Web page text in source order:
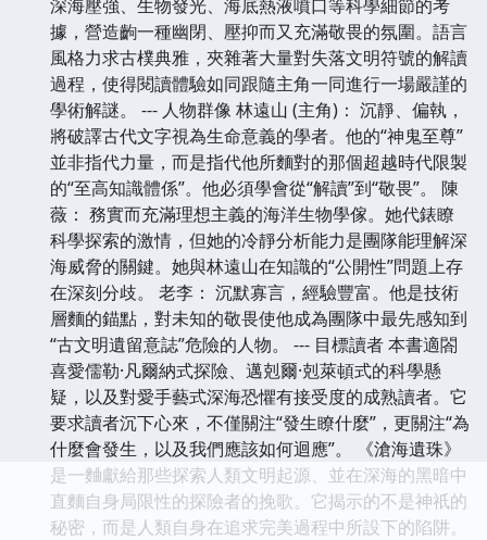
深海壓強、生物發光、海底熱液噴口等科學細節的考
據，營造齣一種幽閉、壓抑而又充滿敬畏的氛圍。語言
風格力求古樸典雅，夾雜著大量對失落文明符號的解讀
過程，使得閱讀體驗如同跟隨主角一同進行一場嚴謹的
學術解謎。 --- 人物群像 林遠山 (主角)： 沉靜、偏執，
將破譯古代文字視為生命意義的學者。他的“神鬼至尊”
並非指代力量，而是指代他所麵對的那個超越時代限製
的“至高知識體係”。他必須學會從“解讀”到“敬畏”。 陳
薇： 務實而充滿理想主義的海洋生物學傢。她代錶瞭
科學探索的激情，但她的冷靜分析能力是團隊能理解深
海威脅的關鍵。她與林遠山在知識的“公開性”問題上存
在深刻分歧。 老李： 沉默寡言，經驗豐富。他是技術
層麵的錨點，對未知的敬畏使他成為團隊中最先感知到
“古文明遺留意誌”危險的人物。 --- 目標讀者 本書適閤
喜愛儒勒·凡爾納式探險、邁剋爾·剋萊頓式的科學懸
疑，以及對愛手藝式深海恐懼有接受度的成熟讀者。它
要求讀者沉下心來，不僅關注“發生瞭什麼”，更關注“為
什麼會發生，以及我們應該如何迴應”。 《滄海遺珠》
是一麯獻給那些探索人類文明起源、並在深海的黑暗中
直麵自身局限性的探險者的挽歌。它揭示的不是神祇的
秘密，而是人類自身在追求完美過程中所設下的陷阱。